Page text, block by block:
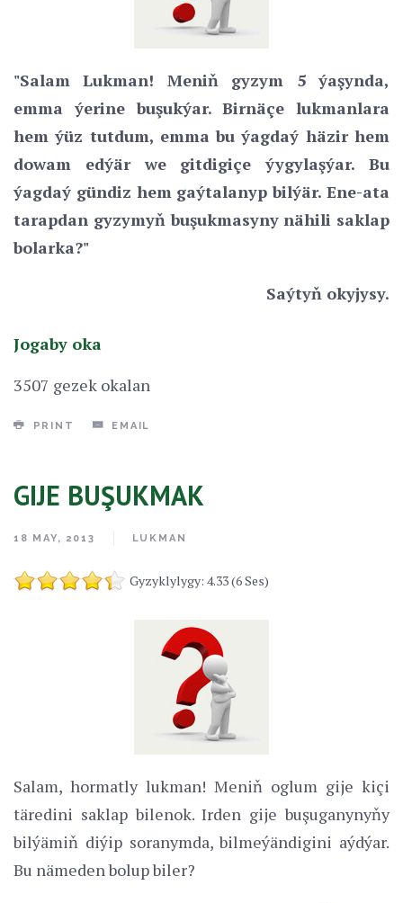
"Salam Lukman! Meniň gyzym 5 ýaşynda,
emma ýerine buşukýar. Birnäçe lukmanlara
hem ýüz tutdum, emma bu ýagdaý häzir hem
dowam edýär we gitdigiçe ýygylaşýar. Bu
ýagdaý gündiz hem gaýtalanyp bilýär. Ene-ata
tarapdan gyzymyň buşukmasyny nähili saklap
bolarka?"
Saýtyň okyjysy.
Jogaby oka
3507 gezek okalan
PRINT EMAIL
GIJE BUŞUKMAK
18 MAY, 2013 LUKMAN
Gyzyklylygy: 4.33 (6 Ses)
Salam, hormatly lukman! Meniň oglum gije kiçi
täredini saklap bilenok. Irden gije buşuganynyňy
bilýämiň diýip soranymda, bilmeýändigini aýdýar.
Bu nämeden bolup biler?